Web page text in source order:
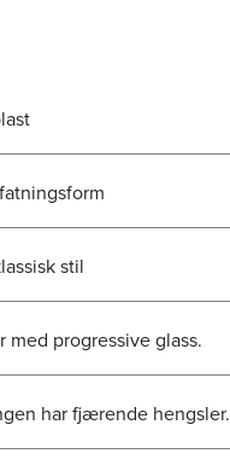
stil
med progressive glass.
har fjærende hengsler.